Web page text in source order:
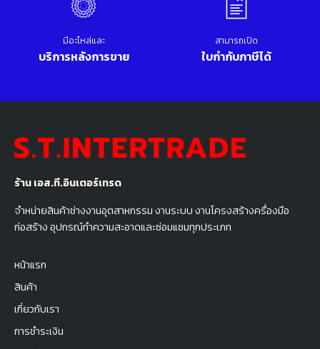
ร้าน เอส.ที.อินเตอร์เทรด
จำหน่ายสินค้าช่างงานอุตสาหกรรม งานระบบ งานโครงสร้างครื่องมือ
ก่อสร้าง อุปกรณ์ทำความสะอาดและซ่อมแซมทุกประเภท
หน้าแรก
สินค้า
เกี่ยวกับเรา
การชำระเงิน
มีอะไหล่และ
บริการหลังการขาย
สามารถเปิด
ใบกำกับภาษีได้